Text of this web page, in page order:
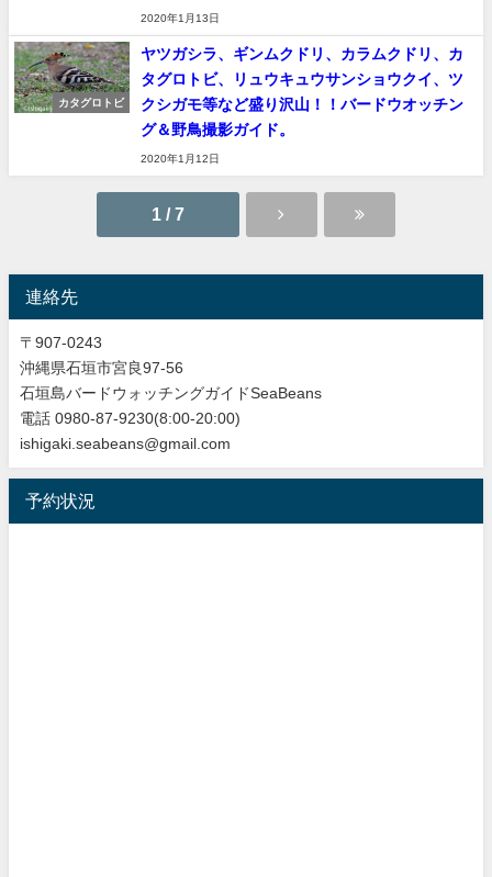
2020年1月13日
カタグロトビ
ヤツガシラ、ギンムクドリ、カラムクドリ、カ
タグロトビ、リュウキュウサンショウクイ、ツ
クシガモ等など盛り沢山！！バードウオッチン
グ＆野鳥撮影ガイド。
2020年1月12日
1 / 7
連絡先
〒907-0243
沖縄県石垣市宮良97-56
石垣島バードウォッチングガイドSeaBeans
電話 0980-87-9230(8:00-20:00)
ishigaki.seabeans@gmail.com
予約状況